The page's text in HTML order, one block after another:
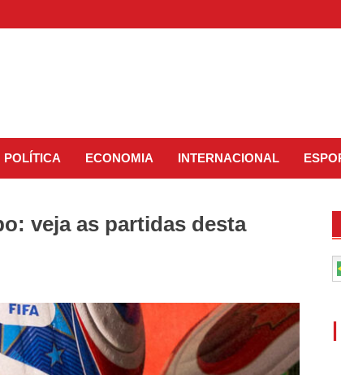
POLÍTICA ECONOMIA INTERNACIONAL
veja as partidas desta